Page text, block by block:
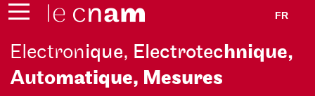
FR
Electronique, Electrotechnique,
Automatique, Mesures